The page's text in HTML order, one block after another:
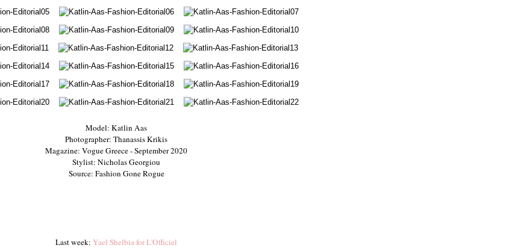
Model: Katlin Aas
Photographer: Thanassis Krikis
Magazine: Vogue Greece - September 2020
Stylist: Nicholas Georgiou
Source: Fashion Gone Rogue
Last week: Yael Shelbia for L'Officiel